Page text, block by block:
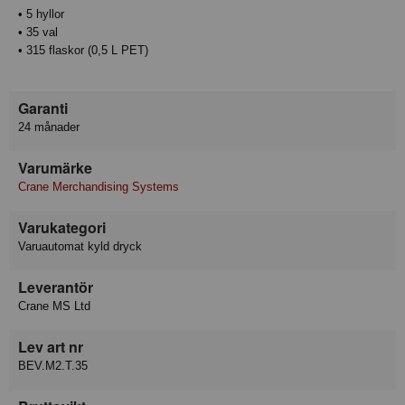
• 5 hyllor
• 35 val
• 315 flaskor (0,5 L PET)
Garanti
24 månader
Varumärke
Crane Merchandising Systems
Varukategori
Varuautomat kyld dryck
Leverantör
Crane MS Ltd
Lev art nr
BEV.M2.T.35